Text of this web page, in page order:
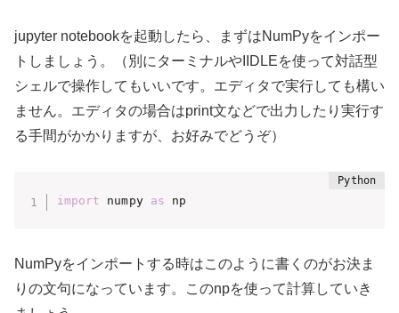
jupyter notebookを起動したら、まずはNumPyをインポー
トしましょう。（別にターミナルやIIDLEを使って対話型
シェルで操作してもいいです。エディタで実行しても構い
ません。エディタの場合はprint文などで出力したり実行す
る手間がかかりますが、お好みでどうぞ）
import numpy as np
NumPyをインポートする時はこのように書くのがお決ま
りの文句になっています。このnpを使って計算していき